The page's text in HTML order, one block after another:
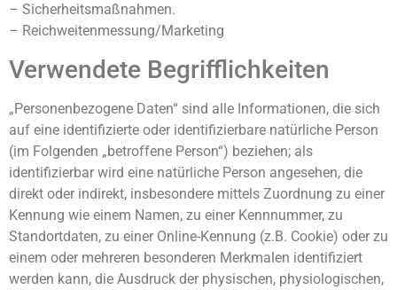
– Sicherheitsmaßnahmen.
– Reichweitenmessung/Marketing
Verwendete Begrifflichkeiten
„Personenbezogene Daten“ sind alle Informationen, die sich
auf eine identifizierte oder identifizierbare natürliche Person
(im Folgenden „betroffene Person“) beziehen; als
identifizierbar wird eine natürliche Person angesehen, die
direkt oder indirekt, insbesondere mittels Zuordnung zu einer
Kennung wie einem Namen, zu einer Kennnummer, zu
Standortdaten, zu einer Online-Kennung (z.B. Cookie) oder zu
einem oder mehreren besonderen Merkmalen identifiziert
werden kann, die Ausdruck der physischen, physiologischen,